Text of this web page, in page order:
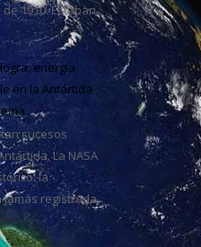
1910. Estaban
energía
en la Antártida
sucesos
La NASA
la
registrada,